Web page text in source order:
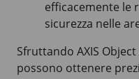
efficacemente le
sicurezza nelle
Sfruttando AXIS
possono ottenere